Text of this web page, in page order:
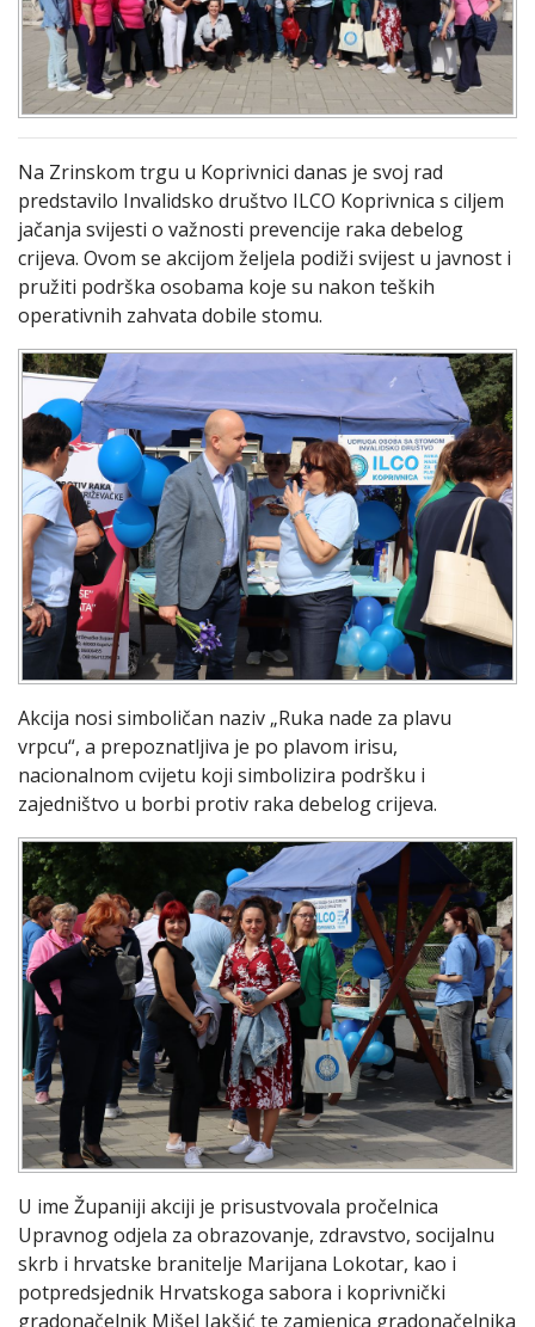
Na Zrinskom trgu u Koprivnici danas je svoj rad
predstavilo Invalidsko društvo ILCO Koprivnica s ciljem
jačanja svijesti o važnosti prevencije raka debelog
crijeva. Ovom se akcijom željela podiži svijest u javnost i
pružiti podrška osobama koje su nakon teških
operativnih zahvata dobile stomu.
Akcija nosi simboličan naziv „Ruka nade za plavu
vrpcu“, a prepoznatljiva je po plavom irisu,
nacionalnom cvijetu koji simbolizira podršku i
zajedništvo u borbi protiv raka debelog crijeva.
U ime Županiji akciji je prisustvovala pročelnica
Upravnog odjela za obrazovanje, zdravstvo, socijalnu
skrb i hrvatske branitelje Marijana Lokotar, kao i
potpredsjednik Hrvatskoga sabora i koprivnički
gradonačelnik Mišel Jakšić te zamjenica gradonačelnika